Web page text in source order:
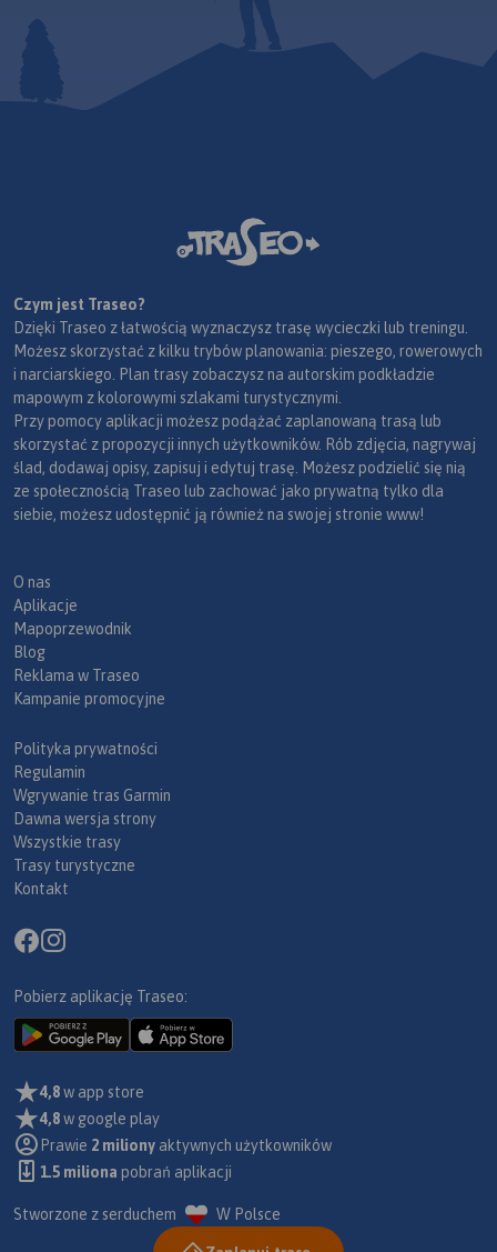
Czym jest Traseo?
Dzięki Traseo z łatwością wyznaczysz trasę wycieczki lub treningu.
Możesz skorzystać z kilku trybów planowania: pieszego, rowerowych
i narciarskiego. Plan trasy zobaczysz na autorskim podkładzie
mapowym z kolorowymi szlakami turystycznymi.
Przy pomocy aplikacji możesz podążać zaplanowaną trasą lub
skorzystać z propozycji innych użytkowników. Rób zdjęcia, nagrywaj
ślad, dodawaj opisy, zapisuj i edytuj trasę. Możesz podzielić się nią
ze społecznością Traseo lub zachować jako prywatną tylko dla
siebie, możesz udostępnić ją również na swojej stronie www!
O nas
Aplikacje
Mapoprzewodnik
Blog
Reklama w Traseo
Kampanie promocyjne
Polityka prywatności
Regulamin
Wgrywanie tras Garmin
Dawna wersja strony
Wszystkie trasy
Trasy turystyczne
Kontakt
Pobierz aplikację Traseo:
4,8w app store
4,8w google play
Prawie 2 miliony aktywnych użytkowników
1.5 miliona pobrań aplikacji
Stworzone z serduchem W Polsce